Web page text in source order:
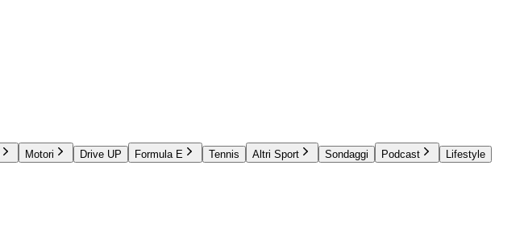
Motori Drive UP Formula E Tennis Altri Sport Sondaggi Podcast
Lifestyle